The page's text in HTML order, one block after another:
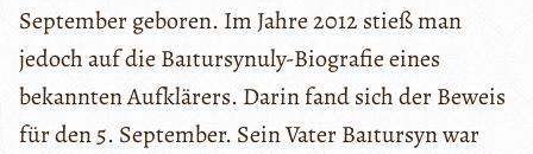
September geboren. Im Jahre 2012 stieß man
jedoch auf die Baıtursynuly-Biografie eines
bekannten Aufklärers. Darin fand sich der Beweis
für den 5. September. Sein Vater Baıtursyn war